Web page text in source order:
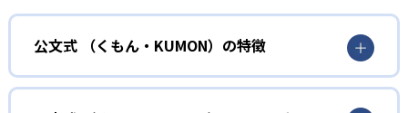
公文式 （くもん・KUMON）の特徴
01
無学年式の学力別学習